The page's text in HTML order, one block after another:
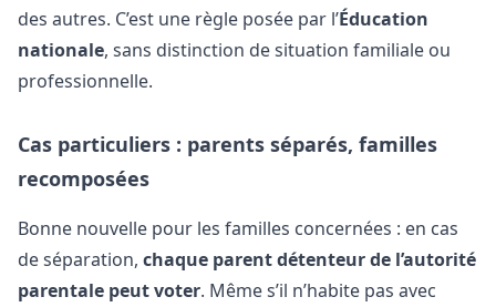
des autres. C’est une règle posée par l’Éducation
nationale, sans distinction de situation familiale ou
professionnelle.
Cas particuliers : parents séparés, familles
recomposées
Bonne nouvelle pour les familles concernées : en cas
de séparation, chaque parent détenteur de l’autorité
parentale peut voter. Même s’il n’habite pas avec